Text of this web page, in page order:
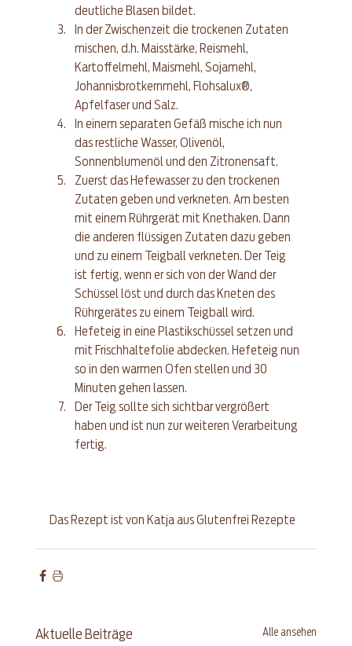
deutliche Blasen bildet.
In der Zwischenzeit die trockenen Zutaten
mischen, d.h. Maisstärke, Reismehl,
Kartoffelmehl, Maismehl, Sojamehl,
Johannisbrotkernmehl, Flohsalux®,
Apfelfaser und Salz.
In einem separaten Gefäß mische ich nun
das restliche Wasser, Olivenöl,
Sonnenblumenöl und den Zitronensaft.
Zuerst das Hefewasser zu den trockenen
Zutaten geben und verkneten. Am besten
mit einem Rührgerät mit Knethaken. Dann
die anderen flüssigen Zutaten dazu geben
und zu einem Teigball verkneten. Der Teig
ist fertig, wenn er sich von der Wand der
Schüssel löst und durch das Kneten des
Rührgerätes zu einem Teigball wird.
Hefeteig in eine Plastikschüssel setzen und
mit Frischhaltefolie abdecken. Hefeteig nun
so in den warmen Ofen stellen und 30
Minuten gehen lassen.
Der Teig sollte sich sichtbar vergrößert
haben und ist nun zur weiteren Verarbeitung
fertig.
Das Rezept ist von Katja aus Glutenfrei Rezepte
Aktuelle Beiträge Alle ansehen